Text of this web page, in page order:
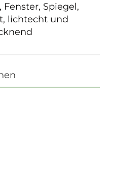
Spiegel,
lichtecht und